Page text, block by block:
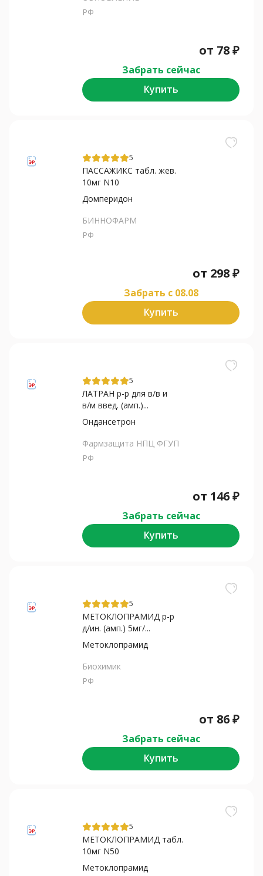
РФ
от 78₽
Забрать сейчас
Купить
5
ПАССАЖИКС табл. жев.
10мг N10
Домперидон
БИННОФАРМ
РФ
от 298₽
Забрать c 08.08
Купить
5
ЛАТРАН р-р для в/в и
в/м введ. (амп.)...
Ондансетрон
Фармзащита НПЦ ФГУП
РФ
от 146₽
Забрать сейчас
Купить
5
МЕТОКЛОПРАМИД р-р
д/ин. (амп.) 5мг/...
Метоклопрамид
Биохимик
РФ
от 86₽
Забрать сейчас
Купить
5
МЕТОКЛОПРАМИД табл.
10мг N50
Метоклопрамид